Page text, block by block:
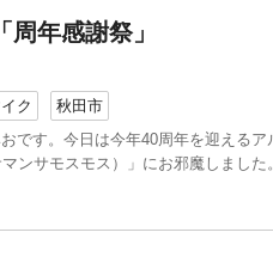
年感謝祭」
ク
秋田市
です。今日は今年40周年を迎えるア
ンサモスモス）」にお邪魔しました。